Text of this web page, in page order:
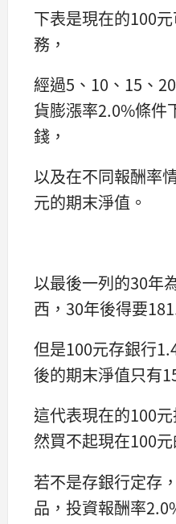
下表是現在的100
務，
經過5、10、15、
貨膨漲率2.0%條件
錢，
以及在不同報酬率
元的期末淨值。
以最後一列的30年
西，30年後得要
但是100元存銀行
後的期末淨值只有
這代表現在的100
然買不起現在100元
若不是存銀行定存
品，投資報酬率